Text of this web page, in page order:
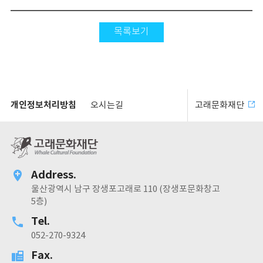
목록보기
개인정보처리방침 오시는길 고래문화재단
Address.
울산광역시 남구 장생포고래로 110 (장생포문화창고
5층)
Tel.
052-270-9324
Fax.